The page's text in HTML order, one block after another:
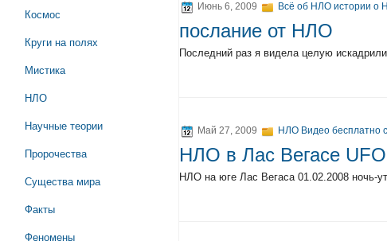
Космос
Круги на полях
Мистика
НЛО
Научные теории
Пророчества
Существа мира
Факты
Феномены
Июнь 6, 2009 Всё об НЛО истории о
послание от НЛО
Последний раз я видела целую
Май 27, 2009 НЛО Видео бесплатно
НЛО в Лас Вегасе
НЛО на юге Лас Вегаса 01.02.2008 ночь-